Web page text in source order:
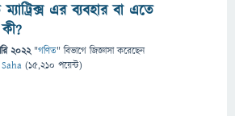
এর ব্যবহার বা এতে
2022 "গণিত" বিভাগে জিজ্ঞাসাকরেছেন
(15,210 পয়েন্ট)